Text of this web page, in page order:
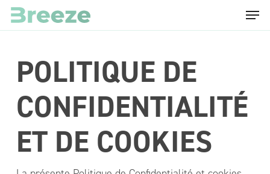
Skip
to
content
Menu
POLITIQUE DE
CONFIDENTIALITÉ
ET DE COOKIES